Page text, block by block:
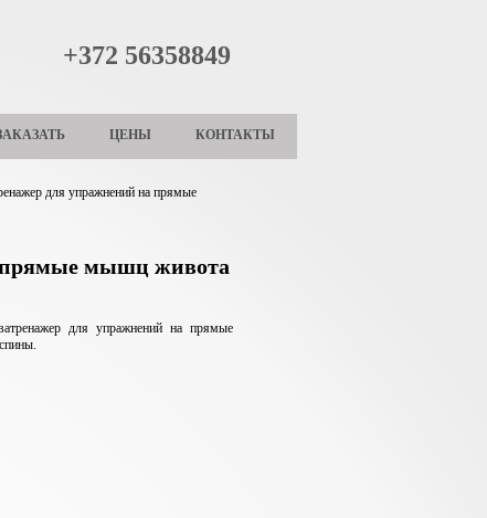
+372 56358849
ЦЕНЫ КОНТАКТЫ
для упражнений на прямые
прямые мышц живота
для упражнений на прямые